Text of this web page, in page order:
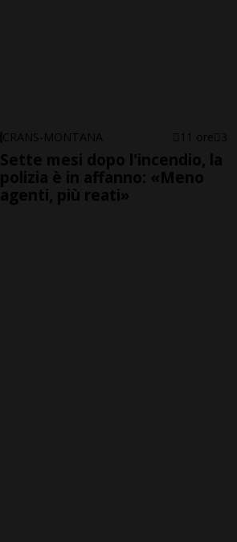
CRANS-MONTANA 11 ore 3
Sette mesi dopo l'incendio, la
polizia è in affanno: «Meno
agenti, più reati»